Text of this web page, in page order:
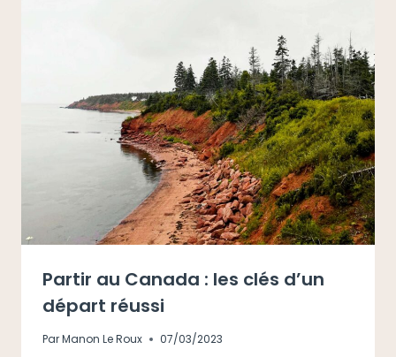
Partir au Canada : les clés d’un
départ réussi
ParManon Le Roux 07/03/2023